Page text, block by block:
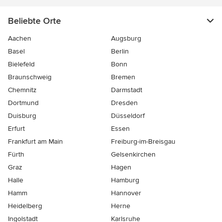
Beliebte Orte
Aachen
Augsburg
Basel
Berlin
Bielefeld
Bonn
Braunschweig
Bremen
Chemnitz
Darmstadt
Dortmund
Dresden
Duisburg
Düsseldorf
Erfurt
Essen
Frankfurt am Main
Freiburg-im-Breisgau
Fürth
Gelsenkirchen
Graz
Hagen
Halle
Hamburg
Hamm
Hannover
Heidelberg
Herne
Ingolstadt
Karlsruhe